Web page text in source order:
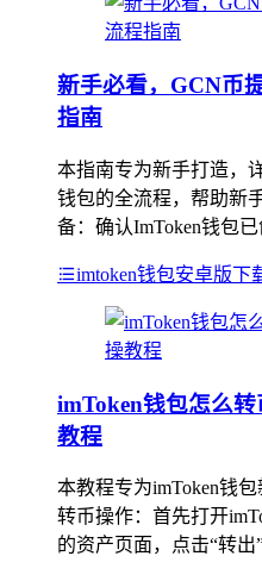
新手必看，GCN币
指南
本指南专为新手打造，
钱包的全流程，帮助新
备：确认ImToken钱包
imtoken钱包安卓版下
imToken钱包怎么
教程
本教程专为imToken钱
转币操作：首先打开
的资产页面，点击“转